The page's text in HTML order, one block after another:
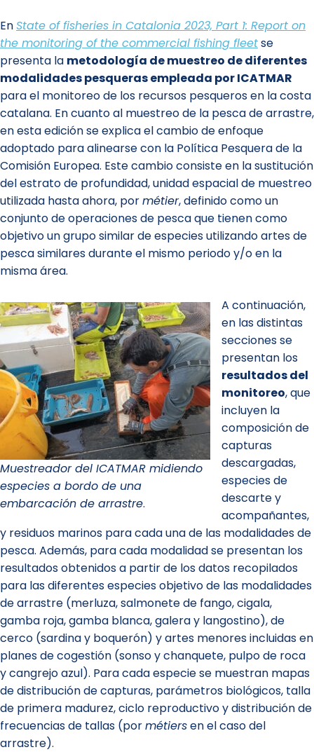
EnState of fisheries in Catalonia 2023, Part 1: Report on
the monitoring of the commercial fishing fleetse
presenta la metodología de muestreo de diferentes
modalidades pesqueras empleada por ICATMAR
para el monitoreo de los recursos pesqueros en la costa
catalana. En cuanto al muestreo de la pesca de arrastre,
en esta edición se explica el cambio de enfoque
adoptado para alinearse con la Política Pesquera de la
Comisión Europea. Este cambio consiste en la sustitución
del estrato de profundidad, unidad espacial de muestreo
utilizada hasta ahora, pormétier, definido como un
conjunto de operaciones de pesca que tienen como
objetivo un grupo similar de especies utilizando artes de
pesca similares durante el mismo periodo y/o en la
misma área.
Muestreador del ICATMAR midiendo
especies a bordo de una
embarcación de arrastre.
A continuación,
en las distintas
secciones se
presentan los
resultados del
monitoreo, que
incluyen la
composición de
capturas
descargadas,
especies de
descarte y
acompañantes,
y residuos marinos para cada una de las modalidades de
pesca. Además, para cada modalidad se presentan los
resultados obtenidos a partir de los datos recopilados
para las diferentes especies objetivo de las modalidades
de arrastre (merluza, salmonete de fango, cigala,
gamba roja, gamba blanca, galera y langostino), de
cerco (sardina y boquerón) y artes menores incluidas en
planes de cogestión (sonso y chanquete, pulpo de roca
y cangrejo azul). Para cada especie se muestran mapas
de distribución de capturas, parámetros biológicos, talla
de primera madurez, ciclo reproductivo y distribución de
frecuencias de tallas (pormétiersen el caso del
arrastre).